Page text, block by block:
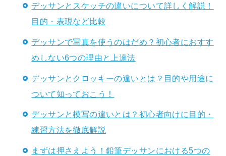
デッサンとスケッチの違いについて詳しく解説！
目的・表現など比較
デッサンで写真を使うのはだめ？初心者におすす
めしない6つの理由と上達法
デッサンとクロッキーの違いとは？目的や用途に
ついて知っておこう！
デッサンと模写の違いとは？初心者向けに目的・
練習方法を徹底解説
まずは押さえよう！鉛筆デッサンにおける5つの